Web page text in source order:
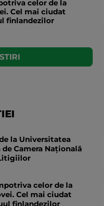
celor de la
Cel mai ciudat
finlandezilor
la Universitatea
Camera Națională
celor de la
Cel mai ciudat
finlandezilor